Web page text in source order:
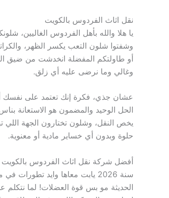
نقل اثاث الفردوس بالكويت
يا هلا والله بأهل الفردوس الغاليين،
وشفتوا شلون التعب يكسر الظهر،
أو طاولتكم المفضلة انخدشت من ضيق
وغالي وما نرضى عليه أي زلق.
عشان جذي، فكرة إنك تعتمد على نفسك
الحل الوحيد والمضمون هو الاستعانة
يخص النقل، وشلون تختارون الجهة اللي
حلوة وبدون أي خساير مادية أو معنوية.
أفضل شركة نقل اثاث الفردوس بالكويت لعام 2026 بأعلى معايير
سنة 2026 يابت معاها وايد
الحديثة مو بس قوة العضلات! لما نتكلم